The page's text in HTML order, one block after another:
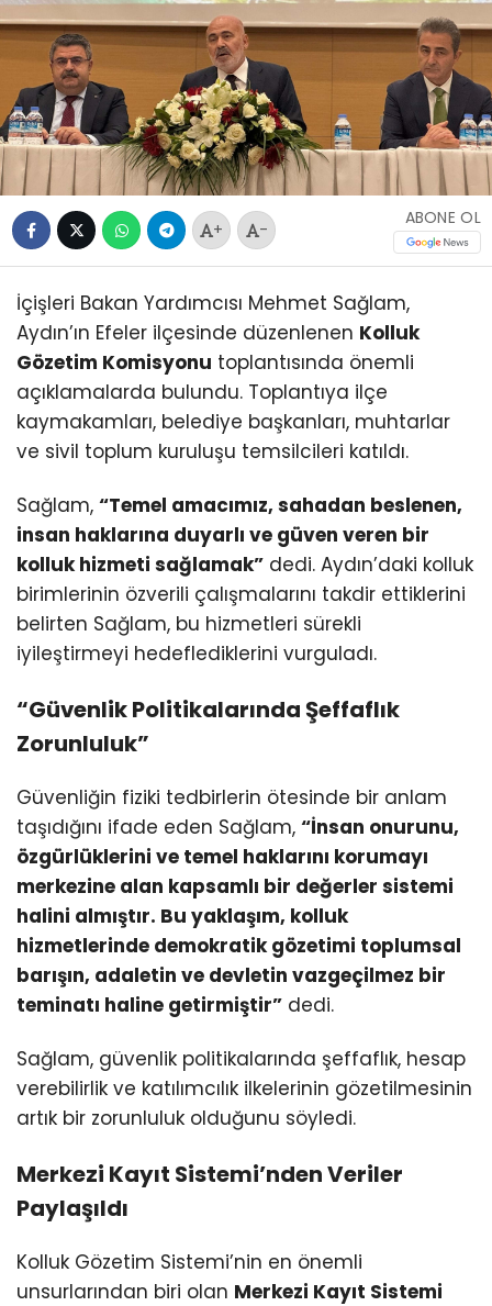
+ -
ABONE OL
İçişleri Bakan Yardımcısı Mehmet Sağlam,
Aydın’ın Efeler ilçesinde düzenlenen Kolluk
Gözetim Komisyonu toplantısında önemli
açıklamalarda bulundu. Toplantıya ilçe
kaymakamları, belediye başkanları, muhtarlar
ve sivil toplum kuruluşu temsilcileri katıldı.
Sağlam, “Temel amacımız, sahadan beslenen,
insan haklarına duyarlı ve güven veren bir
kolluk hizmeti sağlamak” dedi. Aydın’daki kolluk
birimlerinin özverili çalışmalarını takdir ettiklerini
belirten Sağlam, bu hizmetleri sürekli
iyileştirmeyi hedeflediklerini vurguladı.
“Güvenlik Politikalarında Şeffaflık
Zorunluluk”
Güvenliğin fiziki tedbirlerin ötesinde bir anlam
taşıdığını ifade eden Sağlam, “İnsan onurunu,
özgürlüklerini ve temel haklarını korumayı
merkezine alan kapsamlı bir değerler sistemi
halini almıştır. Bu yaklaşım, kolluk
hizmetlerinde demokratik gözetimi toplumsal
barışın, adaletin ve devletin vazgeçilmez bir
teminatı haline getirmiştir” dedi.
Sağlam, güvenlik politikalarında şeffaflık, hesap
verebilirlik ve katılımcılık ilkelerinin gözetilmesinin
artık bir zorunluluk olduğunu söyledi.
Merkezi Kayıt Sistemi’nden Veriler
Paylaşıldı
Kolluk Gözetim Sistemi’nin en önemli
unsurlarından biri olan Merkezi Kayıt Sistemi